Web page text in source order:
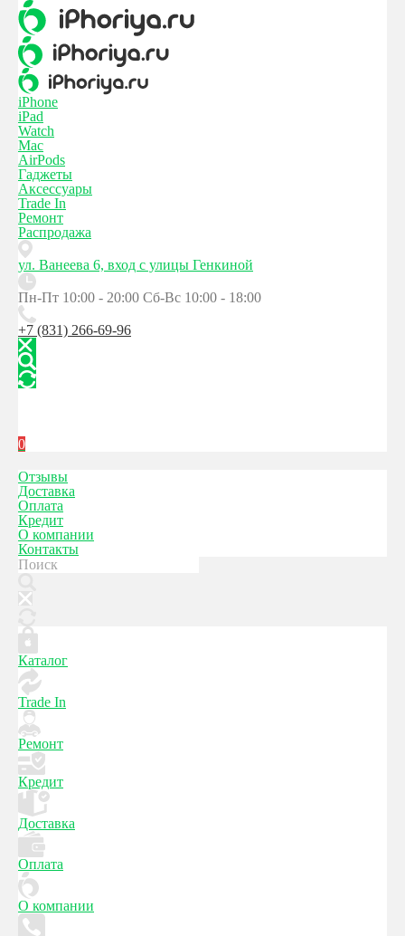
iPhone
iPad
Watch
Mac
AirPods
Гаджеты
Аксессуары
Trade In
Ремонт
Распродажа
ул. Ванеева 6, вход с улицы Генкиной
Пн-Пт 10:00 - 20:00 Сб-Вс 10:00 - 18:00
+7 (831) 266-69-96
0
Отзывы
Доставка
Оплата
Кредит
О компании
Контакты
Каталог
Trade In
Ремонт
Кредит
Доставка
Оплата
О компании